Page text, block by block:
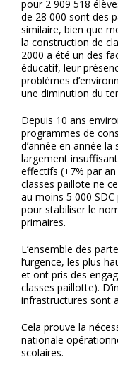
pour 2 909 518
de 28 000 sont des
similaire, bien que
la construction de
2000 a été un des
éducatif, leur
problèmes
une diminution du
Depuis 10 ans
programmes de
d’année en année
largement
effectifs (+7% par
classes paillote ne
au moins 5 000
pour stabiliser le
primaires.
L’ensemble des
l’urgence, les plus
et ont pris des
classes paillotte).
infrastructures sont
Cela prouve la
nationale
scolaires.